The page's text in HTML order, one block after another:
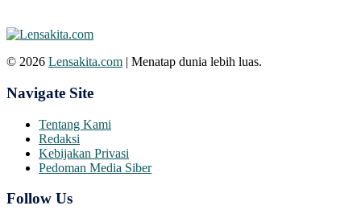
© 2026 Lensakita.com | Menatap dunia lebih luas.
Navigate Site
Tentang Kami
Redaksi
Kebijakan Privasi
Pedoman Media Siber
Follow Us